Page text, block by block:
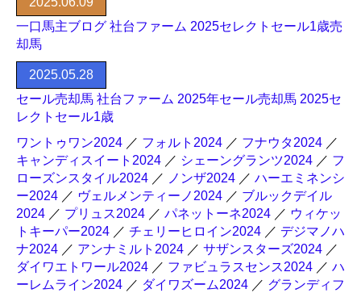
一口馬主ブログ 社台ファーム 2025セレクトセール1歳売
却馬
2025.05.28
セール売却馬 社台ファーム 2025年セール売却馬 2025セ
レクトセール1歳
ワントゥワン2024 ／ フォルト2024 ／ フナウタ2024 ／
キャンディスイート2024 ／ シェーングランツ2024 ／ フ
ローズンスタイル2024 ／ ノンザ2024 ／ ハーエミネンシ
ー2024 ／ ヴェルメンティーノ2024 ／ ブルックデイル
2024 ／ プリュス2024 ／ パネットーネ2024 ／ ウィケッ
トキーパー2024 ／ チェリーヒロイン2024 ／ デジマノハ
ナ2024 ／ アンナミルト2024 ／ サザンスターズ2024 ／
ダイワエトワール2024 ／ ファビュラスセンス2024 ／ ハ
ーレムライン2024 ／ ダイワズーム2024 ／ グランディフ